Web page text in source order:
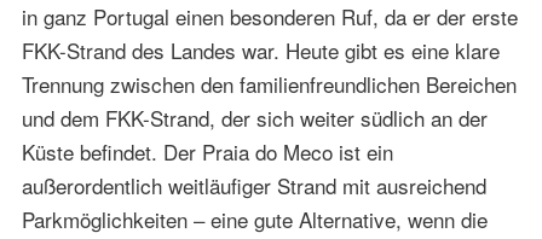
in ganz Portugal einen besonderen Ruf, da er der erste
FKK-Strand des Landes war. Heute gibt es eine klare
Trennung zwischen den familienfreundlichen Bereichen
und dem FKK-Strand, der sich weiter südlich an der
Küste befindet. Der Praia do Meco ist ein
außerordentlich weitläufiger Strand mit ausreichend
Parkmöglichkeiten – eine gute Alternative, wenn die